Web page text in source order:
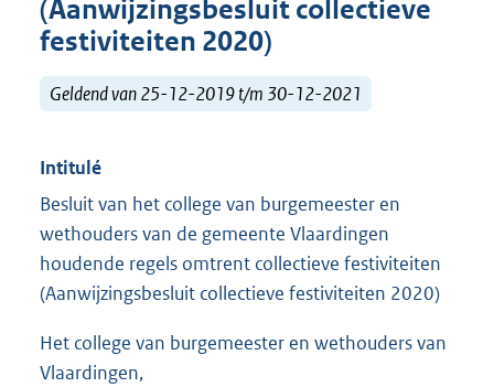
(Aanwijzingsbesluit collectieve
festiviteiten 2020)
Geldend van 25-12-2019 t/m 30-12-2021
Intitulé
Besluit van het college van burgemeester en
wethouders van de gemeente Vlaardingen
houdende regels omtrent collectieve festiviteiten
(Aanwijzingsbesluit collectieve festiviteiten 2020)
Het college van burgemeester en wethouders van
Vlaardingen,